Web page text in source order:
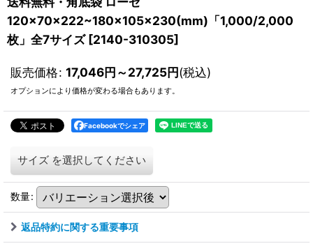
120×70×222~180×105×230(mm)「1,000/2,000
枚」全7サイズ [2140-310305]
販売価格: 17,046円～27,725円(税込)
オプションにより価格が変わる場合もあります。
Facebookでシェア
サイズ を選択してください
数量:
返品特約に関する重要事項